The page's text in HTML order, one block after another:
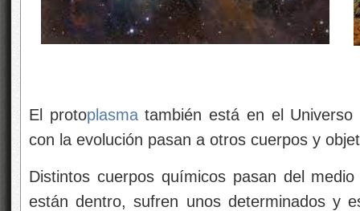
El protoplasmatambién está en el Universo
con la evolución pasan a otros cuerpos y
Distintos cuerpos químicos pasan del
están dentro, sufren unos determinados y